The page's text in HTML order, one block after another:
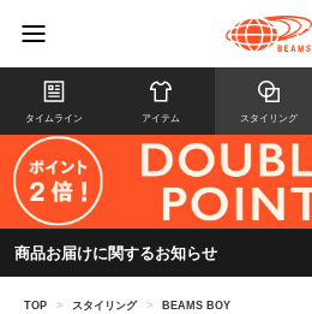
タイムライン アイテム スタイリング
商品お届けに関するお知らせ
TOP > スタイリング > BEAMS BOY